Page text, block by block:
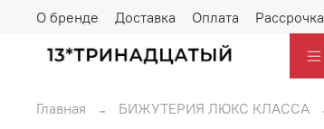
О бренде Доставка Оплата Рассрочка
Главная БИЖУТЕРИЯ ЛЮКС КЛАССА